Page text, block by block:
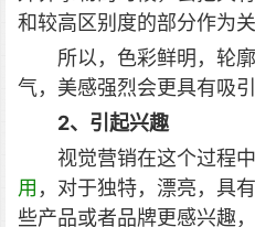
和较高区别度的部分作为关
所以，色彩鲜明，轮
气，美感强烈会更具有吸引
2、引起兴趣
视觉营销在这个过程
用 ，对于独特，漂亮，具
些产品或者品牌更感兴趣